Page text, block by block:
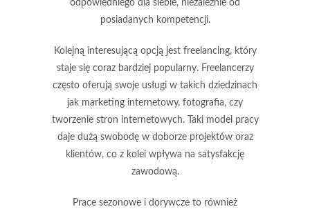
odpowiedniego dla siebie, niezależnie od
posiadanych kompetencji.
Kolejną interesującą opcją jest freelancing, który
staje się coraz bardziej popularny. Freelancerzy
często oferują swoje usługi w takich dziedzinach
jak marketing internetowy, fotografia, czy
tworzenie stron internetowych. Taki model pracy
daje dużą swobodę w doborze projektów oraz
klientów, co z kolei wpływa na satysfakcję
zawodową.
Prace sezonowe i dorywcze to również